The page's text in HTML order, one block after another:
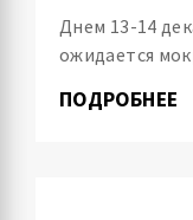
Днем 13-14
ожидается
ПОДРОБНЕЕ